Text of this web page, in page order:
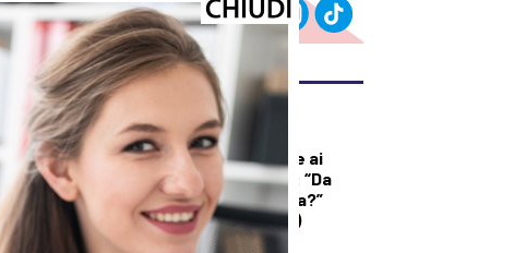
ULTIMI ARTICOLI
DEMOGRAFICA
Licia Colò risponde ai
commenti sull’età: “Da
quando è un’offesa?”
(solo per le donne)